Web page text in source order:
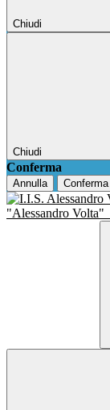
Chiudi
Chiudi
Conferma
Annulla Conferma
"Alessandro Volta"